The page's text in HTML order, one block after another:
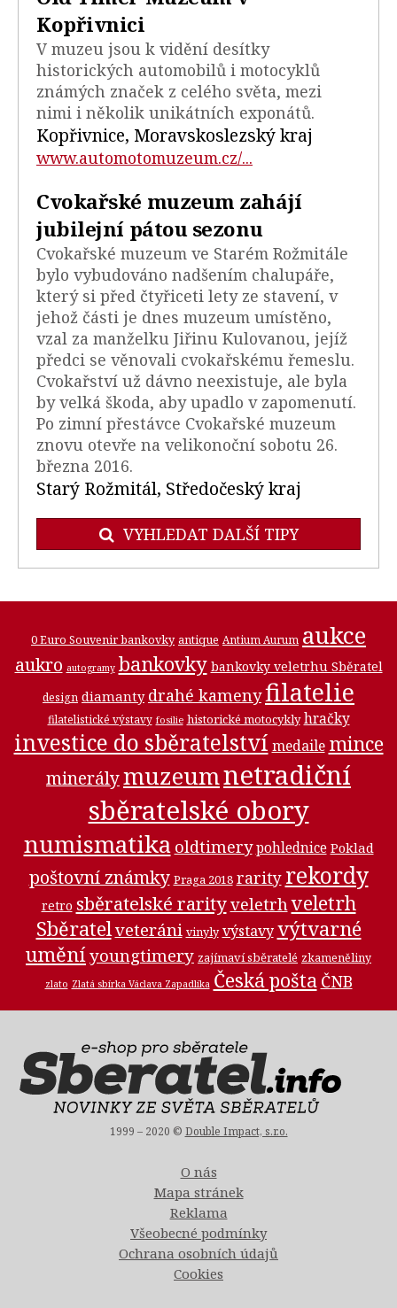
Kopřivnici
V muzeu jsou k vidění desítky
historických automobilů i motocyklů
známých značek z celého světa, mezi
nimi i několik unikátních exponátů.
Kopřivnice, Moravskoslezský kraj
www.automotomuzeum.cz/...
Cvokařské muzeum zahájí
jubilejní pátou sezonu
Cvokařské muzeum ve Starém Rožmitále
bylo vybudováno nadšením chalupáře,
který si před čtyřiceti lety ze stavení, v
jehož části je dnes muzeum umístěno,
vzal za manželku Jiřinu Kulovanou, jejíž
předci se věnovali cvokařskému řemeslu.
Cvokařství už dávno neexistuje, ale byla
by velká škoda, aby upadlo v zapomenutí.
Po zimní přestávce Cvokařské muzeum
znovu otevře na velikonoční sobotu 26.
března 2016.
Starý Rožmitál, Středočeský kraj
VYHLEDAT DALŠÍ TIPY
0 Euro Souvenir bankovky antique Antium Aurum aukce
aukro autogramy bankovky bankovky veletrhu Sběratel
design diamanty drahé kamenyfilatelie
filatelistické výstavy fosilie historické motocykly hračky
investice do sběratelství medaile mince
minerálymuzeumnetradiční
sběratelské obory
numismatika oldtimery pohlednice Poklad
poštovní známky Praga 2018 rarity rekordy
retro sběratelské rarityveletrhveletrh
Sběratelveteráni vinyly výstavy výtvarné
uměníyoungtimery zajímaví sběratelé zkameněliny
zlato Zlatá sbírka Václava Zapadlíka Česká pošta ČNB
1999 – 2020 © Double Impact, s.r.o.
O nás
Mapa stránek
Reklama
Všeobecné podmínky
Ochrana osobních údajů
Cookies